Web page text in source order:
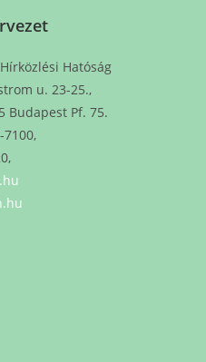
Hatóság
u. 23-25.,
Budapest Pf. 75.
7100,